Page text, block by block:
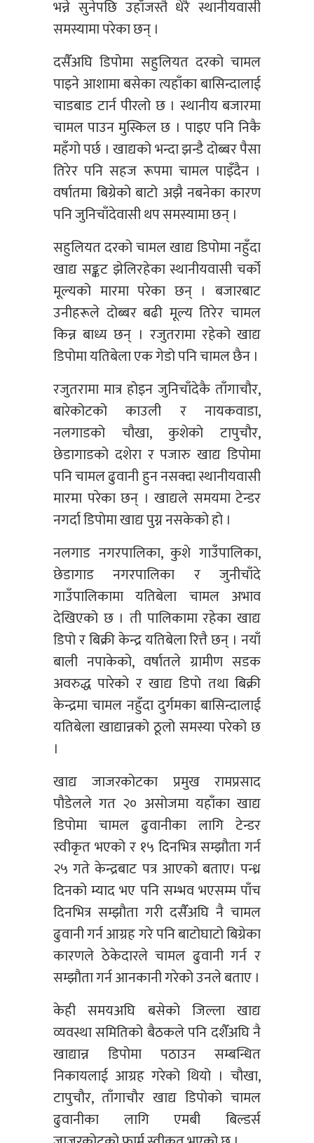
भन्ने सुनेपछि उहाँजस्तै धेरै स्थानीयवासी
समस्यामा परेका छन् ।
दसैँअघि डिपोमा सहुलियत दरको चामल
पाइने आशामा बसेका त्यहाँका बासिन्दालाई
चाडबाड टार्न पीरलो छ । स्थानीय बजारमा
चामल पाउन मुस्किल छ । पाइए पनि निकै
महँगो पर्छ । खाद्यको भन्दा झन्डै दोब्बर पैसा
तिरेर पनि सहज रूपमा चामल पाइँदैन ।
वर्षातमा बिग्रेको बाटो अझै नबनेका कारण
पनि जुनिचाँदेवासी थप समस्यामा छन् ।
सहुलियत दरको चामल खाद्य डिपोमा नहुँदा
खाद्य सङ्कट झेलिरहेका स्थानीयवासी चर्को
मूल्यको मारमा परेका छन् । बजारबाट
उनीहरूले दोब्बर बढी मूल्य तिरेर चामल
किन्न बाध्य छन् । रजुतरामा रहेको खाद्य
डिपोमा यतिबेला एक गेडो पनि चामल छैन ।
रजुतरामा मात्र होइन जुनिचाँदेकै ताँगाचौर,
बारेकोटको काउली र नायकवाडा,
नलगाडको चौखा, कुशेको टापुचौर,
छेडागाडको दशेरा र पजारु खाद्य डिपोमा
पनि चामल ढुवानी हुन नसक्दा स्थानीयवासी
मारमा परेका छन् । खाद्यले समयमा टेन्डर
नगर्दा डिपोमा खाद्य पुग्न नसकेको हो ।
नलगाड नगरपालिका, कुशे गाउँपालिका,
छेडागाड नगरपालिका र जुनीचाँदे
गाउँपालिकामा यतिबेला चामल अभाव
देखिएको छ । ती पालिकामा रहेका खाद्य
डिपो र बिक्री केन्द्र यतिबेला रित्तै छन् । नयाँ
बाली नपाकेको, वर्षातले ग्रामीण सडक
अवरुद्ध पारेको र खाद्य डिपो तथा बिक्री
केन्द्रमा चामल नहुँदा दुर्गमका बासिन्दालाई
यतिबेला खाद्यान्नको ठूलो समस्या परेको छ
।
खाद्य जाजरकोटका प्रमुख रामप्रसाद
पौडेलले गत २० असोजमा यहाँका खाद्य
डिपोमा चामल ढुवानीका लागि टेन्डर
स्वीकृत भएको र १५ दिनभित्र सम्झौता गर्न
२५ गते केन्द्रबाट पत्र आएको बताए। पन्ध्र
दिनको म्याद भए पनि सम्भव भएसम्म पाँच
दिनभित्र सम्झौता गरी दसैँअघि नै चामल
ढुवानी गर्न आग्रह गरे पनि बाटोघाटो बिग्रेका
कारणले ठेकेदारले चामल ढुवानी गर्न र
सम्झौता गर्न आनकानी गरेको उनले बताए ।
केही समयअघि बसेको जिल्ला खाद्य
व्यवस्था समितिको बैठकले पनि दशैँअघि नै
खाद्यान्न डिपोमा पठाउन सम्बन्धित
निकायलाई आग्रह गरेको थियो । चौखा,
टापुचौर, ताँगाचौर खाद्य डिपोको चामल
ढुवानीका लागि एमबी बिल्डर्स